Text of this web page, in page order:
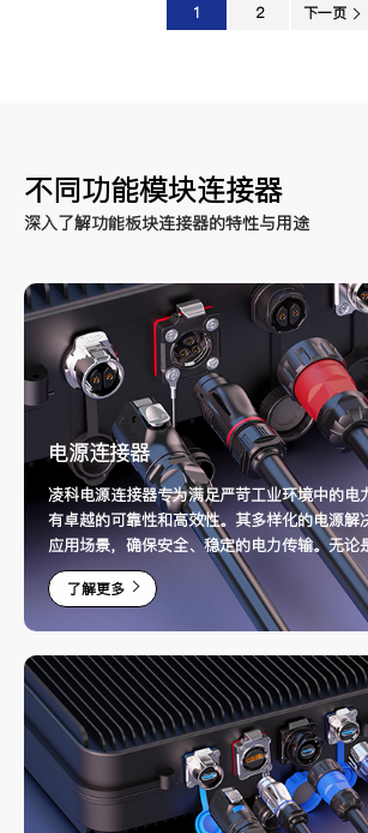
1 2 下一页
不同功能模块连接器
深入了解功能板块连接器的特性与用途
电源连接器
凌科电源连接器专为满足严苛工业环境中的电
有卓越的可靠性和高效性。其多样化的电源解
应用场景，确保安全、稳定的电力传输。无论
运输还是建筑领域，凌科电源连接器都能为您
择。产品设计兼顾经济性与耐用性，适合长时
了解更多